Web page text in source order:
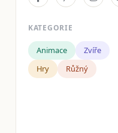
KATEGORIE
Animace
Zvíře
Hry
Růžný